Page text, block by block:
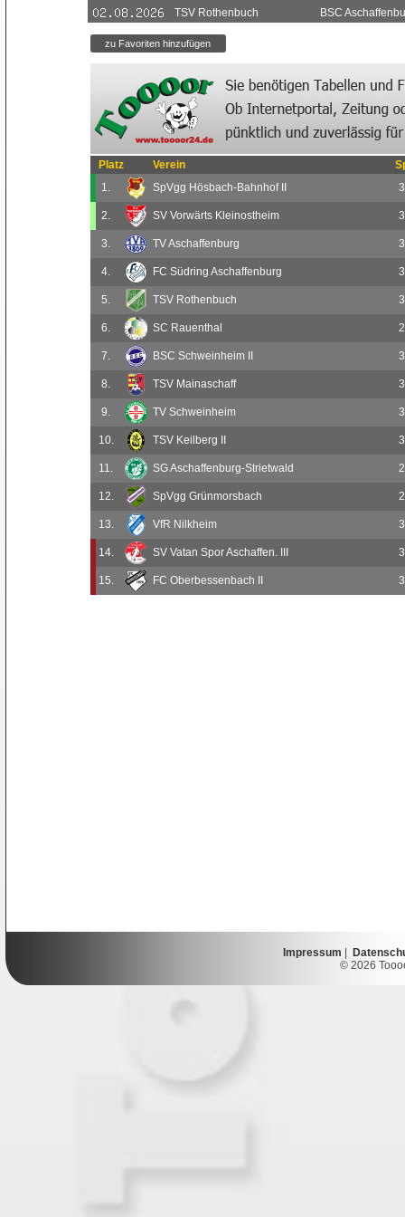
TSV Rothenbuch
BSC
Platz Verein
1.
SpVgg Hösbach-Bahnhof II 3
2. SV Vorwärts Kleinostheim 3
3. TV Aschaffenburg 3
4. FC Südring Aschaffenburg 3
5. TSV Rothenbuch 3
6. SC Rauenthal 2
7. BSC Schweinheim II 3
8. TSV Mainaschaff 3
9. TV Schweinheim 3
10. TSV Keilberg II 3
11. SG Aschaffenburg-Strietwald 2
12. SpVgg Grünmorsbach 2
13. VfR Nilkheim 3
14. SV Vatan Spor Aschaffen. III 3
15. FC Oberbessenbach II 3
Impressum
© 2026